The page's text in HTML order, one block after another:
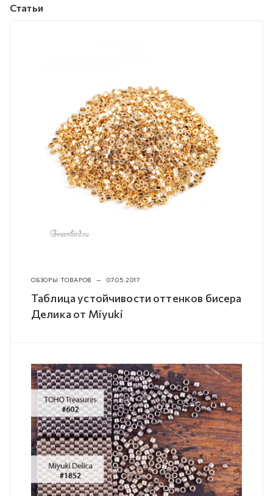
Статьи
ОБЗОРЫ ТОВАРОВ — 07.05.2017
Таблица устойчивости оттенков бисера
Делика от Miyuki